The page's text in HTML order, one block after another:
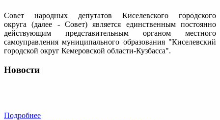
Совет народных депутатов Киселевского городского
округа (далее - Совет) является единственным постоянно
действующим представительным органом местного
самоуправления муниципального образования "Киселевский
городской округ Кемеровской области-Кузбасса".
Новости
Подробнее